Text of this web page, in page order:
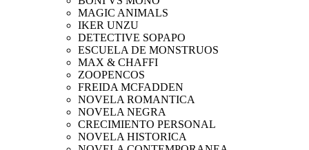
MAGIC ANIMALS
IKER UNZU
DETECTIVE SOPAPO
ESCUELA DE MONSTRUOS
MAX & CHAFFI
ZOOPENCOS
FREIDA MCFADDEN
NOVELA ROMANTICA
NOVELA NEGRA
CRECIMIENTO PERSONAL
NOVELA HISTORICA